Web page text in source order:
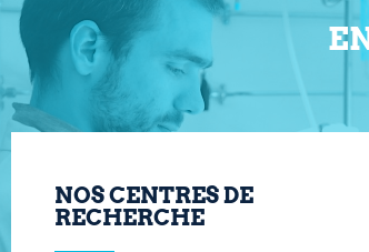
NOS CENTRES DE
RECHERCHE